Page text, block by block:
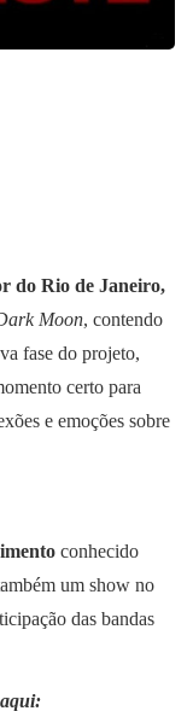
do Rio de Janeiro,
Moon, contendo
fase do projeto,
certo para
e emoções sobre
conhecido
um show no
das bandas